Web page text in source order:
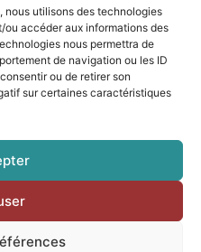
nous utilisons des technologies
accéder aux informations des
nous permettra de
de navigation ou les ID
ou de retirer son
sur certaines caractéristiques
légales
site